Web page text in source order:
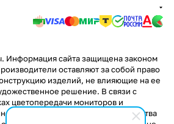
Информация сайта защищена законом
оставляют за собой право
изделий, не влияющие на ее
решение. В связи с
цветопередачи мониторов и
мере передать некоторые свойства